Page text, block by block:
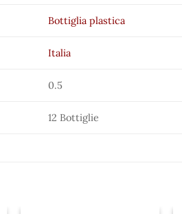
Bottiglia plastica
Italia
0.5
12 Bottiglie